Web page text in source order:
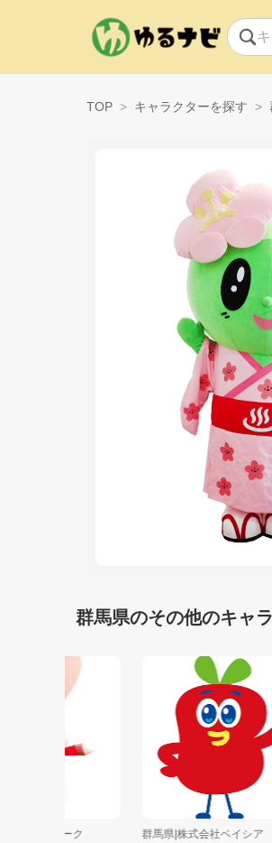
TOP キャラクターを探す
群馬県のその他のキャ
県|こんにゃくパーク 群馬県|株式会社ベイシ